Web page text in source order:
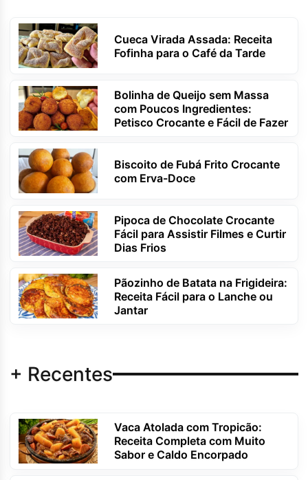
Cueca Virada Assada: Receita
Fofinha para o Café da Tarde
Bolinha de Queijo sem Massa
com Poucos Ingredientes:
Petisco Crocante e Fácil de Fazer
Biscoito de Fubá Frito Crocante
com Erva-Doce
Pipoca de Chocolate Crocante
Fácil para Assistir Filmes e Curtir
Dias Frios
Pãozinho de Batata na Frigideira:
Receita Fácil para o Lanche ou
Jantar
+ Recentes
Vaca Atolada com Tropicão:
Receita Completa com Muito
Sabor e Caldo Encorpado